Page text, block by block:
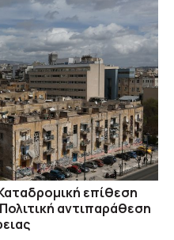
επίθεση
αντιπαράθεση